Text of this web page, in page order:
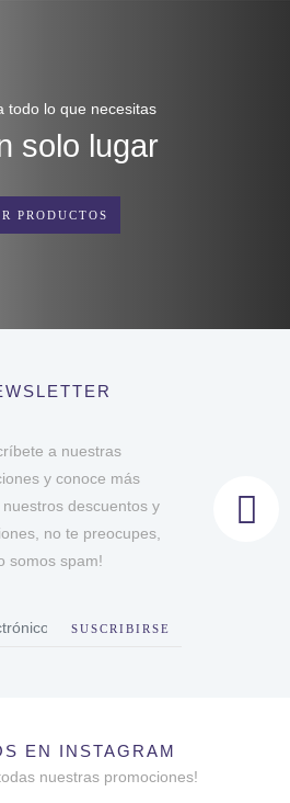
todo lo que necesitas
solo lugar
PRODUCTOS
a nuestras
y conoce más
descuentos y
no te preocupes,
somos spam!
SUSCRIBIRSE
EN INSTAGRAM
nuestras promociones!